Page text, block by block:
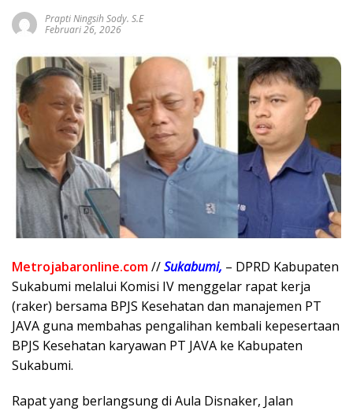
Prapti Ningsih Sody. S.E
Februari 26, 2026
Metrojabaronline.com//Sukabumi, – DPRD Kabupaten
Sukabumi melalui Komisi IV menggelar rapat kerja
(raker) bersama BPJS Kesehatan dan manajemen PT
JAVA guna membahas pengalihan kembali kepesertaan
BPJS Kesehatan karyawan PT JAVA ke Kabupaten
Sukabumi.
Rapat yang berlangsung di Aula Disnaker, Jalan